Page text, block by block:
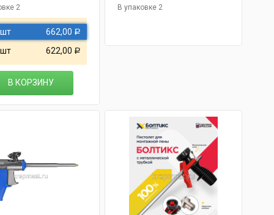
2
662,00 Р
622,00 Р
В КОРЗИНУ
В упаковке 2